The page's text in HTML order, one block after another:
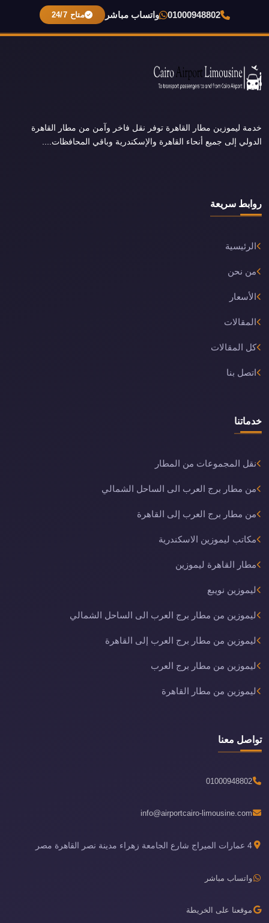
01000948802 واتساب مباشر متاح 24/7
خدمة ليموزين مطار القاهرة توفر نقل فاخر وآمن من مطار القاهرة
الدولي إلى جميع أنحاء القاهرة والإسكندرية وباقي المحافظات....
روابط سريعة
الرئيسية
من نحن
الأسعار
المقالات
كل المقالات
اتصل بنا
خدماتنا
نقل المجموعات من المطار
من مطار برج العرب الى الساحل الشمالي
من مطار برج العرب إلى القاهرة
مكاتب ليموزين الاسكندرية
مطار القاهرة ليموزين
ليموزين نويبع
ليموزين من مطار برج العرب الى الساحل الشمالي
ليموزين من مطار برج العرب إلى القاهرة
ليموزين من مطار برج العرب
ليموزين من مطار القاهرة
تواصل معنا
01000948802
info@airportcairo-limousine.com
4 عمارات الميراج شارع الجامعة زهراء مدينة نصر القاهرة مصر
واتساب مباشر
موقعنا على الخريطة